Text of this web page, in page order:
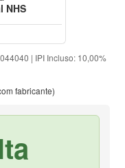
NHS
| IPI Incluso: 10,00%
fabricante)